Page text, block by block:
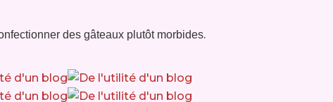
des gâteaux plutôt morbides.